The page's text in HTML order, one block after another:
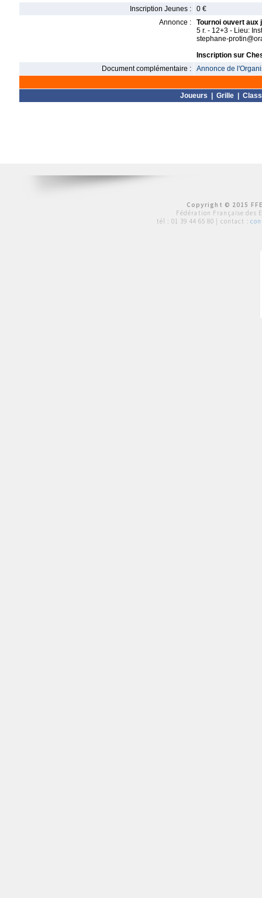
Inscription Jeunes :
0 €
Annonce :
Tournoi ouvert aux
5 r. - 12+3 - Lieu:
stephane-
Inscription sur
Document complémentaire :
Annonce de
Joueurs Grille
Copyright © 2015
Fédération Française des
tél : 01 39 44 65 80 | contact :